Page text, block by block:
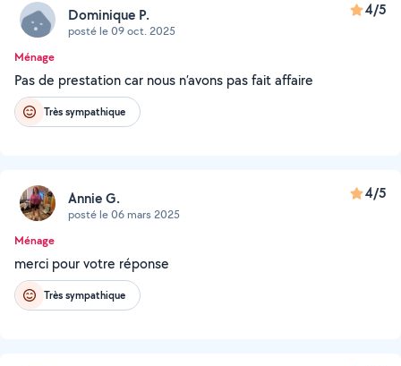
Dominique P.
posté le 09 oct. 2025
4/5
Ménage
Pas de prestation car nous n’avons pas fait affaire
Très sympathique
Annie G.
posté le 06 mars 2025
4/5
Ménage
merci pour votre réponse
Très sympathique